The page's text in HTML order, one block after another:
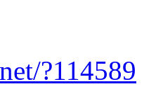
?114589